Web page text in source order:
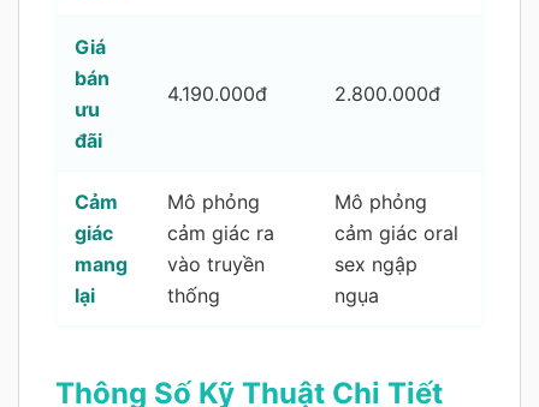
Giá
bán
ưu
đãi
4.190.000đ 2.800.000đ
Cảm
giác
mang
lại
Mô phỏng
cảm giác ra
vào truyền
thống
Mô phỏng
cảm giác oral
sex ngập
ngụa
Thông Số Kỹ Thuật Chi Tiết